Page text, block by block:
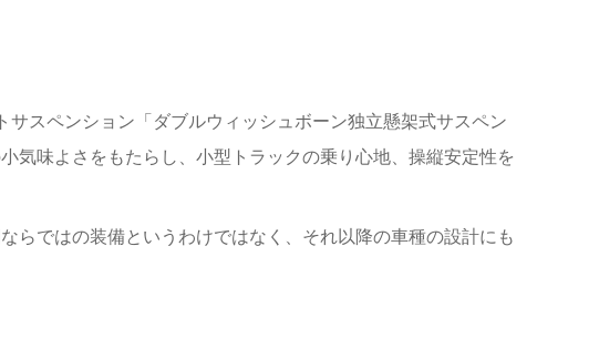
スペンション「ダブルウィッシュボーン独立懸架式サスペン
気味よさをもたらし、小型トラックの乗り心地、操縦安定性を
らではの装備というわけではなく、それ以降の車種の設計にも